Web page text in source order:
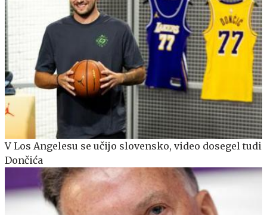
V Los Angelesu se učijo slovensko, video dosegel tudi
Dončića